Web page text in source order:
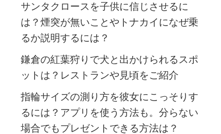
サンタクロースを子供に信じさせるに
は？煙突が無いことやトナカイになぜ乗
るか説明するには？
鎌倉の紅葉狩りで犬と出かけられるスポ
ットは？レストランや見頃をご紹介
指輪サイズの測り方を彼女にこっそりす
るには？アプリを使う方法も。分らない
場合でもプレゼントできる方法は？